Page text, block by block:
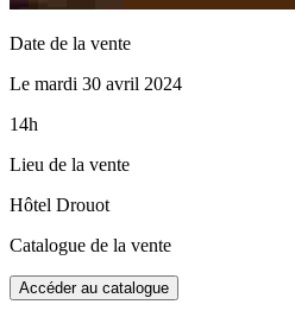
Date de la vente
Le mardi 30 avril 2024
14h
Lieu de la vente
Hôtel Drouot
Catalogue de la vente
Accéder au catalogue